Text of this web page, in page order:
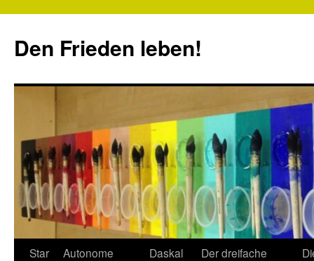
springen
Den Frieden leben!
Star
Autonome
Daskal
Der dreifache